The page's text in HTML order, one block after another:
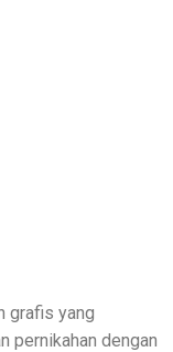
grafis yang
pernikahan dengan